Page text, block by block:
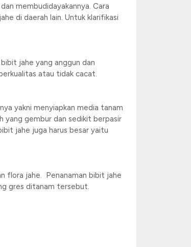
membudidayakannya. Cara
di daerah lain. Untuk klarifikasi
jahe yang anggun dan
atau tidak cacat.
yakni menyiapkan media tanam
yang gembur dan sedikit berpasir
jahe juga harus besar yaitu
flora jahe. Penanaman bibit jahe
gres ditanam tersebut.